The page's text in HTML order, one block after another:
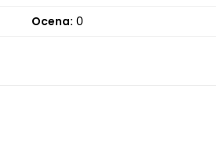
Ocena: 0